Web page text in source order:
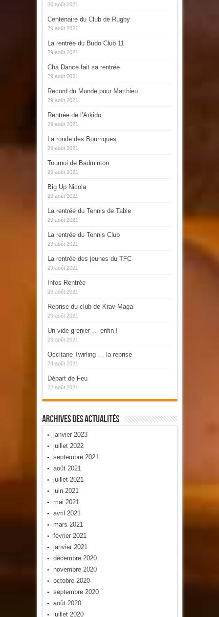
30 août 2021
Centenaire du Club de Rugby
29 août 2021
La rentrée du Budo Club 11
29 août 2021
Cha Dance fait sa rentrée
29 août 2021
Record du Monde pour Matthieu
29 août 2021
Rentrée de l’Aïkido
29 août 2021
La ronde des Bourriques
29 août 2021
Tournoi de Badminton
29 août 2021
Big Up Nicola
29 août 2021
La rentrée du Tennis de Table
29 août 2021
La rentrée du Tennis Club
29 août 2021
La rentrée des jeunes du TFC
29 août 2021
Infos Rentrée
29 août 2021
Reprise du club de Krav Maga
29 août 2021
Un vide grenier … enfin !
29 août 2021
Occitane Twirling … la reprise
24 août 2021
Départ de Feu
22 août 2021
Archives Des Actualités
janvier 2023
juillet 2022
septembre 2021
août 2021
juillet 2021
juin 2021
mai 2021
avril 2021
mars 2021
février 2021
janvier 2021
décembre 2020
novembre 2020
octobre 2020
septembre 2020
août 2020
juillet 2020